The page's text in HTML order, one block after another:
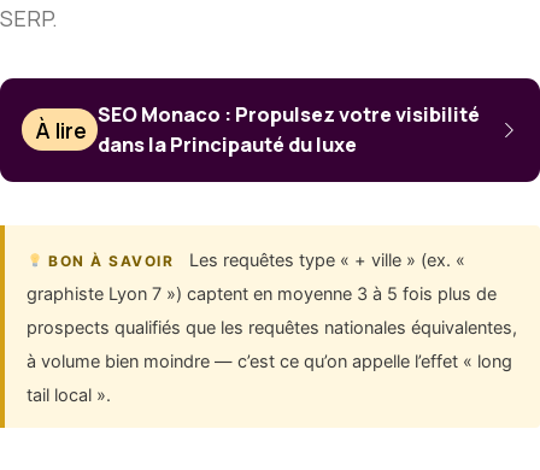
SERP.
À lire
SEO Monaco : Propulsez votre visibilité
dans la Principauté du luxe
BON À SAVOIR
Les requêtes type « + ville » (ex. «
graphiste Lyon 7 ») captent en moyenne 3 à 5 fois plus de
prospects qualifiés que les requêtes nationales équivalentes,
à volume bien moindre — c’est ce qu’on appelle l’effet « long
tail local ».